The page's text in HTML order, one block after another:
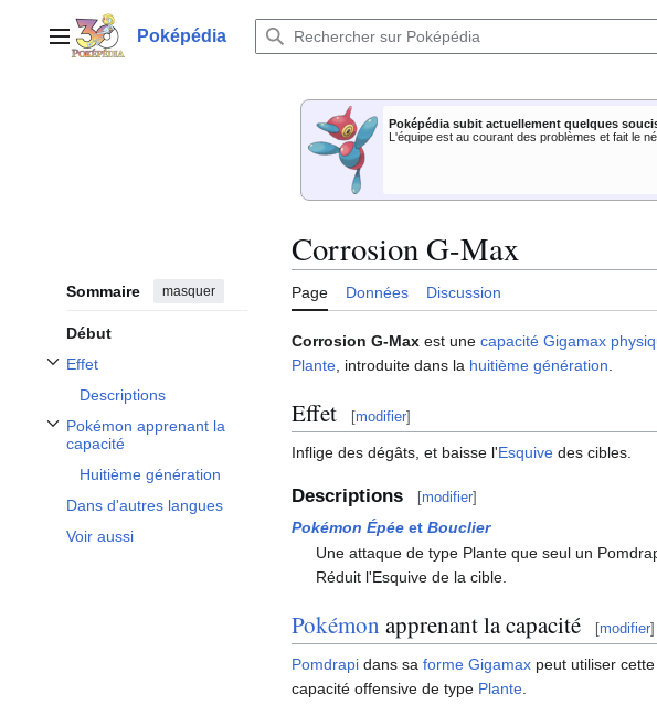
contenuMenu principalPoképédia
Poképédia subit actuellement quelques
L'équipe est au courant des problèmes et fait le
Sommaire masquer
Début
Effet
Afficher / masquer la sous-section Effet
Descriptions
Pokémon apprenant la
capacité
Afficher / masquer la sous-section Pokémon apprenant la capacité
Huitième génération
Dans d'autres langues
Voir aussi
Corrosion G-Max
Page Données Discussion
Corrosion G-Max est une capacité Gigamax
Plante , introduite dans la huitième génération
Effet [modifier]
Inflige des dégâts, et baisse l'Esquive des cibles.
Descriptions [modifier]
Pokémon Épée et Bouclier
Une attaque de type Plante que seul un
Réduit l'Esquive de la cible.
Pokémon apprenant la capacité [modifier]
Pomdrapi dans sa forme Gigamax peut utiliser
capacité offensive de type Plante